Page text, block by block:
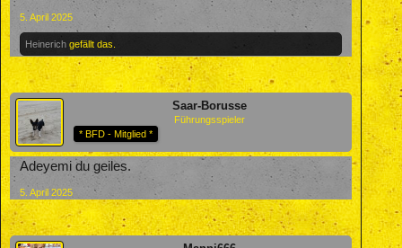
5. April 2025
Heinerich gefällt das.
Saar-Borusse
Führungsspieler
* BFD - Mitglied *
Adeyemi du geiles.
5. April 2025